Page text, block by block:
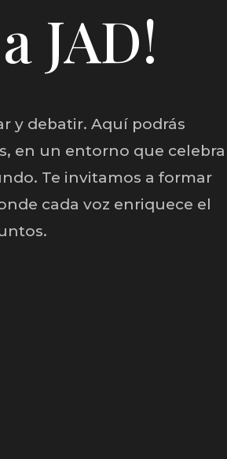
JAD!
y debatir. Aquí podrás
en un entorno que celebra
Te invitamos a formar
cada voz enriquece el